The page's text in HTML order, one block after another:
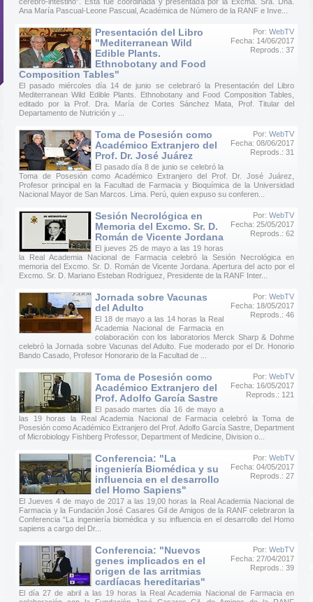
Ana María Pascual-Leone Pascual, Académica de Número de la RANF e Inve...
Por: WebTV
Fecha: 14/06/2017
Reprods.: 37
Presentación del Libro
"Mediterranean Wild
Edible Plants.
Ethnobotany and Food
Composition Tables"
El pasado miércoles día 14 de junio se celebraró la Presentación del Libro
Mediterranean Wild Edible Plants. Ethnobotany and Food Composition Tables,
editado por la Prof. Dra. María de Cortes Sánchez Mata, Prof. Titular del
Departamento de Nutrición y ...
Por: WebTV
Fecha: 08/06/2017
Reprods.: 31
Toma de Posesión como
Académico Extranjero del
Prof. Dr. José Juárez
El pasado día 8 de junio se celebró la
Toma de Posesión como Académico Extranjero del Prof. Dr. José Juárez,
Profesor principal en la Facultad de Farmacia y Bioquímica de la Universidad
Nacional Mayor de San Marcos. Lima. Perú, quien expuso su conferen...
Por: WebTV
Fecha: 25/05/2017
Reprods.: 62
Sesión Necrológica en
Memoria del Excmo. Sr. D.
Román de Vicente Jordana
El jueves 25 de mayo a las 19 horas
la Real Academia Nacional de Farmacia celebró la Sesión Necrológica en
memoria del Excmo. Sr. D. Román de Vicente Jordana. Apertura del acto por el
Excmo. Sr. D. Mariano Esteban Rodríguez, Presidente de la RANF Inter...
Por: WebTV
Fecha: 18/05/2017
Reprods.: 46
Jornada sobre Vacunas
del Adulto
El 18 de mayo a las 14 horas la Real
Academia Nacional de Farmacia en
colaboración con los laboratorios Merck Sharp & Dohme
celebró la Jornada sobre Vacunas del Adulto. Fue moderado por el Dr. Honorio
Bando Casado, Profesor Honorario de la Facultad de ...
Por: WebTV
Fecha: 16/05/2017
Reprods.: 121
Toma de Posesión como
Académico Extranjero del
Prof. Adolfo García Sastre
El pasado martes día 16 de mayo a
las 19 horas la Real Academia Nacional de Farmacia celebró la Toma de
Posesión como Académico Extranjero del Prof. Adolfo García Sastre, Department
of Microbiology Fishberg Professor, Department of Medicine, Division o...
Por: WebTV
Fecha: 04/05/2017
Reprods.: 27
Conferencia: "La
ingeniería Biomédica y su
influencia en el desarrollo
del Homo Sapiens"
El Jueves 4 de mayo de 2017 a las 19,00 horas la Real Academia Nacional de
Farmacia y la Fundación José Casares Gil de Amigos de la RANF celebraron la
Conferencia “La ingeniería biomédica y su influencia en el desarrollo del Homo
sapiens a cargo del Dr...
Por: WebTV
Fecha: 27/04/2017
Reprods.: 39
Conferencia: "Nuevos
genes implicados en el
origen de las arritmias
cardíacas hereditarias"
El día 27 de abril a las 19 horas la Real Academia Nacional de Farmacia en